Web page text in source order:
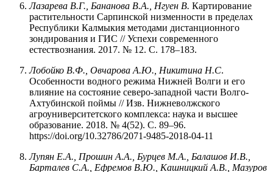
Лазарева В.Г., Бананова В.А., Нгуен В. Картирование
растительности Сарпинской низменности в пределах
Республики Калмыкия методами дистанционного
зондирования и ГИС // Успехи современного
естествознания. 2017. № 12. С. 178–183.
Лобойко В.Ф., Овчарова А.Ю., Никитина Н.С.
Особенности водного режима Нижней Волги и его
влияние на состояние северо-западной части Волго-
Ахтубинской поймы // Изв. Нижневолжского
агроуниверситетского комплекса: наука и высшее
образование. 2018. № 4(52). С. 89–96.
https://doi.org/10.32786/2071-9485-2018-04-11
Лупян Е.А., Прошин А.А., Бурцев М.А., Балашов И.В.,
Барталев С.А., Ефремов В.Ю., Кашницкий А.В., Мазуров